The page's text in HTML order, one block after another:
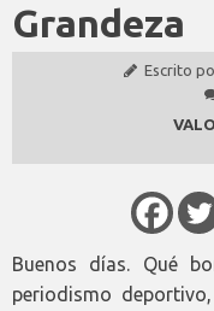
Grandeza
Escrito
Buenos días. Qué
periodismo